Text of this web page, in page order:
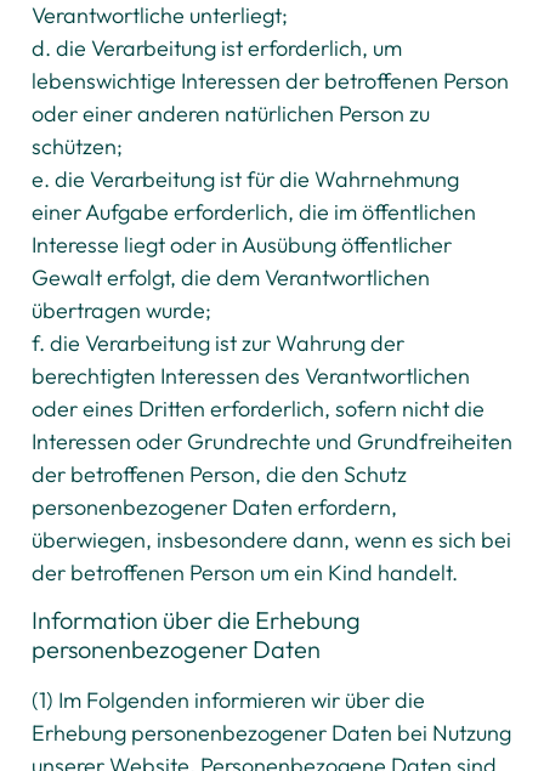
Verantwortliche unterliegt;
d. die Verarbeitung ist erforderlich, um
lebenswichtige Interessen der betroffenen Person
oder einer anderen natürlichen Person zu
schützen;
e. die Verarbeitung ist für die Wahrnehmung
einer Aufgabe erforderlich, die im öffentlichen
Interesse liegt oder in Ausübung öffentlicher
Gewalt erfolgt, die dem Verantwortlichen
übertragen wurde;
f. die Verarbeitung ist zur Wahrung der
berechtigten Interessen des Verantwortlichen
oder eines Dritten erforderlich, sofern nicht die
Interessen oder Grundrechte und Grundfreiheiten
der betroffenen Person, die den Schutz
personenbezogener Daten erfordern,
überwiegen, insbesondere dann, wenn es sich bei
der betroffenen Person um ein Kind handelt.
Information über die Erhebung
personenbezogener Daten
(1) Im Folgenden informieren wir über die
Erhebung personenbezogener Daten bei Nutzung